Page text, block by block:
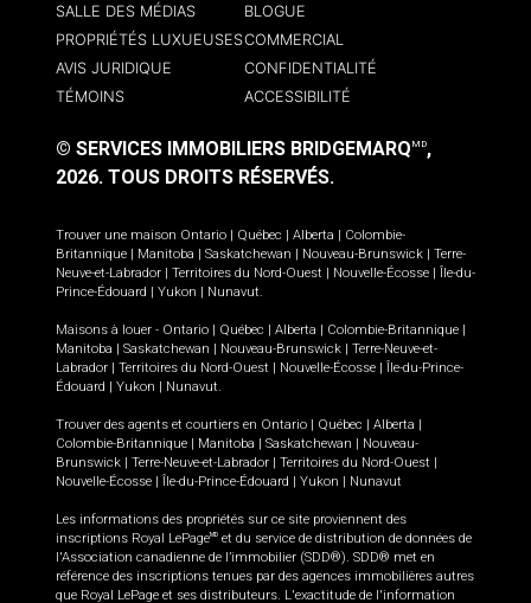
SALLE DES MÉDIAS
BLOGUE
PROPRIÉTÉS LUXUEUSESCOMMERCIAL
AVIS JURIDIQUE
CONFIDENTIALITÉ
TÉMOINS
ACCESSIBILITÉ
© SERVICES IMMOBILIERS BRIDGEMARQ MD,
2026. TOUS DROITS RÉSERVÉS.
Trouver une maison Ontario | Québec | Alberta | Colombie-
Britannique | Manitoba | Saskatchewan | Nouveau-Brunswick | Terre-
Neuve-et-Labrador | Territoires du Nord-Ouest | Nouvelle-Écosse | Île-du-
Prince-Édouard | Yukon | Nunavut
Maisons à louer - Ontario | Québec | Alberta | Colombie-Britannique |
Manitoba | Saskatchewan | Nouveau-Brunswick | Terre-Neuve-et-
Labrador | Territoires du Nord-Ouest | Nouvelle-Écosse | Île-du-Prince-
Édouard | Yukon | Nunavut
Trouver des agents et courtiers en Ontario | Québec | Alberta |
Colombie-Britannique | Manitoba | Saskatchewan | Nouveau-
Brunswick | Terre-Neuve-et-Labrador | Territoires du Nord-Ouest |
Nouvelle-Écosse | Île-du-Prince-Édouard | Yukon | Nunavut
Les informations des propriétés sur ce site proviennent des
inscriptions Royal LePageMD et du service de distribution de données de
l'Association canadienne de l’immobilier (SDD®). SDD® met en
référence des inscriptions tenues par des agences immobilières autres
que Royal LePage et ses distributeurs. L'exactitude de l'information